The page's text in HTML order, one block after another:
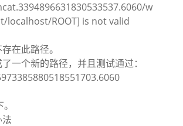
w
localhost/ROOT] is not valid
在此路径。
一个新的路径，并且测试通过：